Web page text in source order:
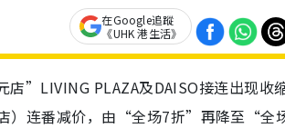
在Google追蹤
《UHK 港生活》
店”LIVING PLAZA及DAISO接连出现收
）连番减价，由“全场7折”再降至“全